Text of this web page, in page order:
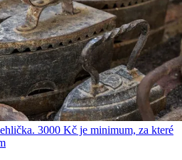
3000 Kč je minimum, za které